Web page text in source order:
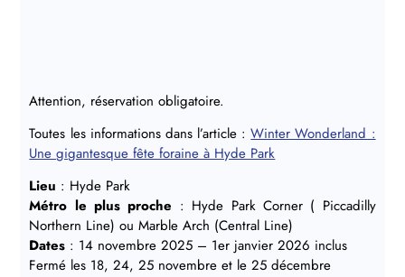
Attention, réservation obligatoire.
Toutes les informations dans l’article :Winter Wonderland :
Une gigantesque fête foraine à Hyde Park
Lieu : Hyde Park
Métro le plus proche : Hyde Park Corner ( Piccadilly
Northern Line) ou Marble Arch (Central Line)
Dates : 14 novembre 2025 – 1er janvier 2026 inclus
Fermé les 18, 24, 25 novembre et le 25 décembre